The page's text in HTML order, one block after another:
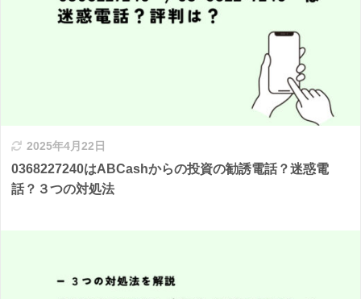
2025年4月22日
0368227240はABCashからの投資の勧誘電話？迷惑電
話？３つの対処法